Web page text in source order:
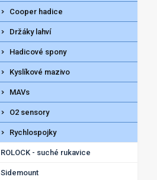
Cooper hadice
Držáky lahví
Hadicové spony
Kyslíkové mazivo
MAVs
O2 sensory
Rychlospojky
ROLOCK - suché rukavice
Sidemount